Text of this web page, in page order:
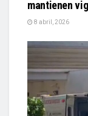
mantienen
8 abril, 2026